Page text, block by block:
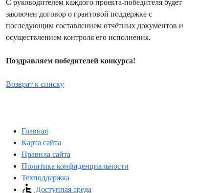
С руководителем каждого проекта-победителя будет
заключен договор о грантовой поддержке с
последующим составлением отчётных документов и
осуществлением контроля его исполнения.
Поздравляем победителей конкурса!
Возврат к списку
Главная
Карта сайта
Правила сайта
Политика конфиденциальности
Техподдержка
Доступная среда